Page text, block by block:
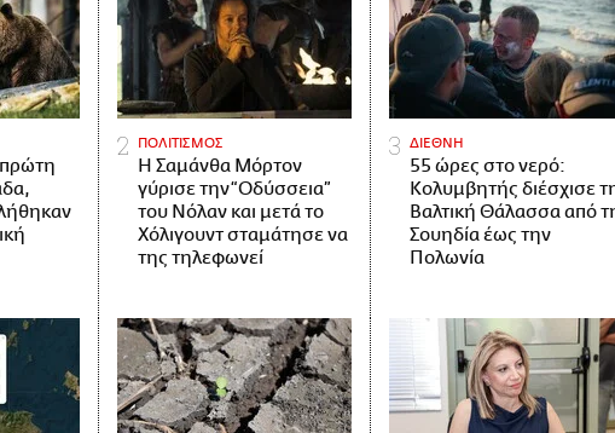
ΠΟΛΙΤΙΣΜΟΣ
Η Σαμάνθα Μόρτον
γύρισε την “Οδύσσεια”
του Νόλαν και μετά το
Χόλιγουντ σταμάτησε να
της τηλεφωνεί
ΔΙΕΘΝΗ
55 ώρες στο νερό:
Κολυμβητής διέσχισε
Βαλτική Θάλασσα από
Σουηδία έως την
Πολωνία